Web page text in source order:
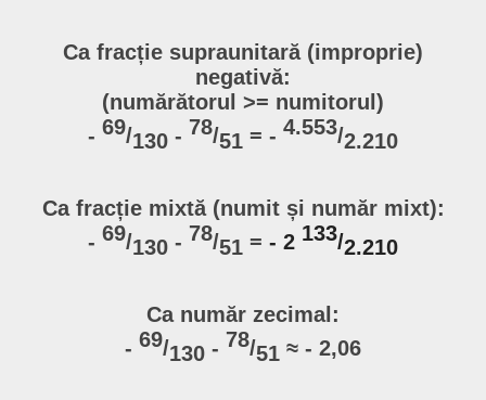
Ca fracție supraunitară (improprie)
negativă:
(numărătorul >= numitorul)
- 69/130 - 78/51 = - 4.553/2.210
Ca fracție mixtă (numit și număr mixt):
- 69/130 - 78/51 = - 2 133/2.210
Ca număr zecimal:
- 69/130 - 78/51 ≈ - 2,06